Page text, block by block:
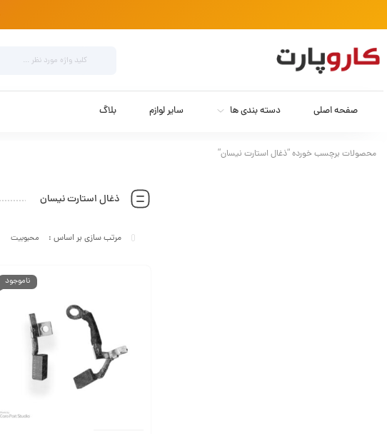
صفحه اصلی دسته بندی ها سایر لوازم بلاگ
محصولات برچسب خورده “ذغال استارت نیسان”
ذغال استارت نیسان
محبوبیت
ناموجود